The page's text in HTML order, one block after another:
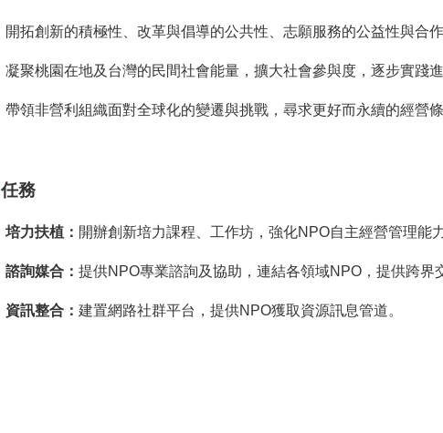
開拓創新的積極性、改革與倡導的公共性、志願服務的公益性與合
凝聚桃園在地及台灣的民間社會能量，擴大社會參與度，逐步實踐進
帶領非營利組織面對全球化的變遷與挑戰，尋求更好而永續的經營
任務
培力扶植： 開辦創新培力課程、工作坊，強化NPO自主經營管理能
諮詢媒合：提供NPO專業諮詢及協助，連結各領域NPO，提供跨界
資訊整合：建置網路社群平台，提供NPO獲取資源訊息管道。